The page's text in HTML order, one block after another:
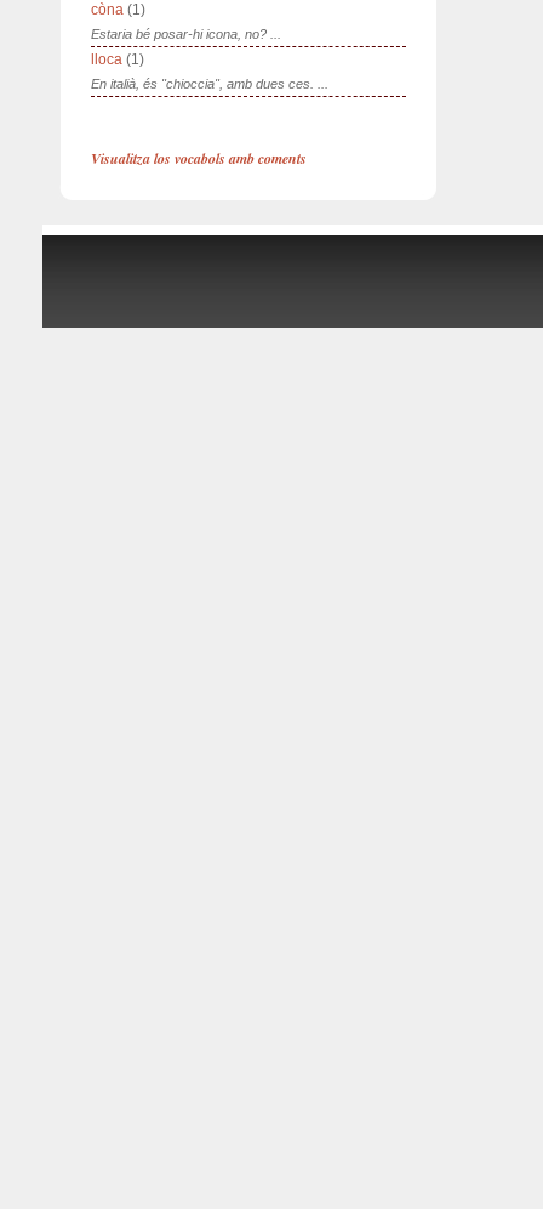
còna (1)
Estaria bé posar-hi icona, no? ...
lloca (1)
En italià, és "chioccia", amb dues ces. ...
Visualitza los vocabols amb coments